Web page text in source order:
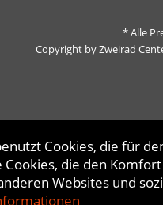
* Alle
Copyright by Zweirad
Cookies, die für
die den
Websites und